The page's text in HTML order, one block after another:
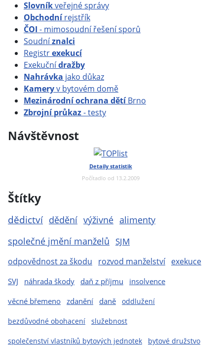
Slovníkveřejné správy
Obchodnírejstřík
ČOI - mimosoudní řešení sporů
Soudníznalci
Registrexekucí
Exekučnídražby
Nahrávka jako důkaz
Kameryv bytovém domě
Mezinárodní ochrana dětíBrno
Zbrojní průkaz- testy
Návštěvnost
Detaily statistik
Počítadlo od 13.2.2009
Štítky
dědictví dědění výživné alimenty
společné jmění manželů SJM
odpovědnost za škodu rozvod manželství exekuce
SVJ
náhrada škody daň z příjmu
insolvence
věcné břemeno zdanění daně oddlužení
bezdůvodné obohacení služebnost
společenství vlastníků bytových jednotek bytové družstvo